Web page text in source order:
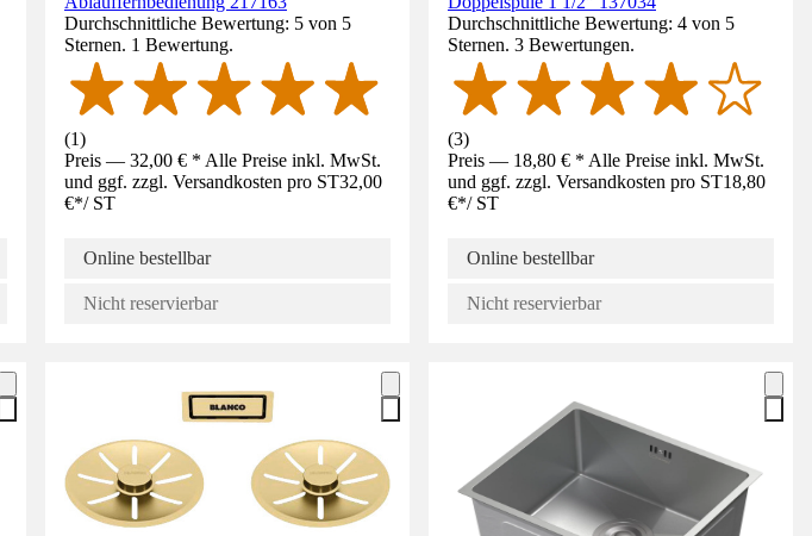
Durchschnittliche Bewertung: 5 von 5
Sternen. 1 Bewertung.
(1)
Preis — 32,00 € * Alle Preise inkl. MwSt.
und ggf. zzgl. Versandkosten pro ST32,00
€*/ ST
Online bestellbar
Nicht reservierbar
Durchschnittliche Bewertung: 4 von 5
Sternen. 3 Bewertungen.
(3)
Preis — 18,80 € * Alle Preise inkl. MwSt.
und ggf. zzgl. Versandkosten pro ST18,80
€*/ ST
Online bestellbar
Nicht reservierbar